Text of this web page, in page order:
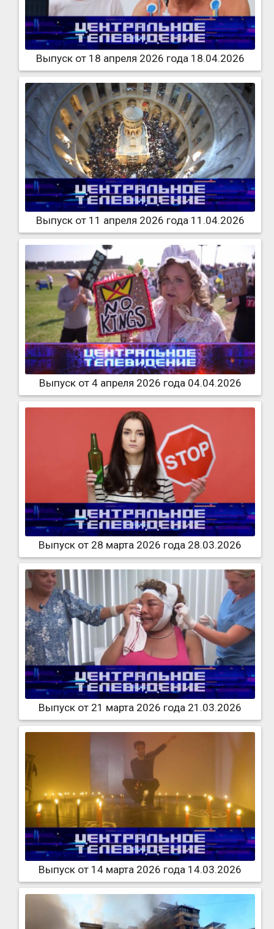
Выпуск от 18 апреля 2026 года 18.04.2026
Выпуск от 11 апреля 2026 года 11.04.2026
Выпуск от 4 апреля 2026 года 04.04.2026
Выпуск от 28 марта 2026 года 28.03.2026
Выпуск от 21 марта 2026 года 21.03.2026
Выпуск от 14 марта 2026 года 14.03.2026